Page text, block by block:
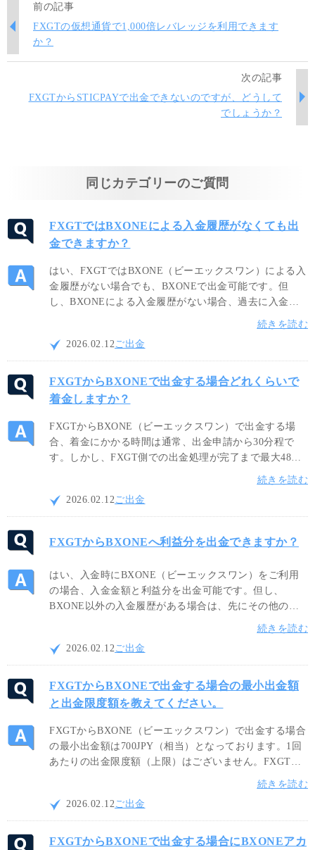
前の記事
FXGTの仮想通貨で1,000倍レバレッジを利用できます
か？
次の記事
FXGTからSTICPAYで出金できないのですが、どうして
でしょうか？
同じカテゴリーのご質問
FXGTではBXONEによる入金履歴がなくても出
金できますか？
はい、FXGTではBXONE（ビーエックスワン）による入
金履歴がない場合でも、BXONEで出金可能です。但
し、BXONEによる入金履歴がない場合、過去に入金し
た資金を入金時と同じ決済方法で全額出金完了頂く必要
がございます。入金資金の出金が完了した後、BXONE
で利益分を出金頂くことが可能になります。
続きを読む
2026.02.12 ご出金
FXGTからBXONEで出金する場合どれくらいで
着金しますか？
FXGTからBXONE（ビーエックスワン）で出金する場
合、着金にかかる時間は通常、出金申請から30分程で
す。しかし、FXGT側での出金処理が完了まで最大48時
間程かかる場合もございます。出金処理が完了次第、
FXGTとBXONEからメールが送信され、お客様の
BXONEアカウントに資金が反映されます。
続きを読む
2026.02.12 ご出金
FXGTからBXONEへ利益分を出金できますか？
はい、入金時にBXONE（ビーエックスワン）をご利用
の場合、入金金額と利益分を出金可能です。但し、
BXONE以外の入金履歴がある場合は、先にその他の出
金を完了させてからBXONEをご利用ください。尚、
BXONEによる出金は、日本円、米ドル、ユーロでの出
金に対応しております。
続きを読む
2026.02.12 ご出金
FXGTからBXONEで出金する場合の最小出金額
と出金限度額を教えてください。
FXGTからBXONE（ビーエックスワン）で出金する場合
の最小出金額は700JPY（相当）となっております。1回
あたりの出金限度額（上限）はございません。FXGTの
BXONEによる出金は、日本円（JPY）、米ドル
（USD）、ユーロ（EUR）の3種類の通貨から出金可能
です。
続きを読む
2026.02.12 ご出金
FXGTからBXONEで出金する場合にBXONEアカ